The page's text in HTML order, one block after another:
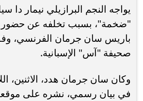
يواجه النجم البرازيلي نيمار دا
"ضخمة"، بسبب تخلفه عن حضور
باريس سان جرمان الفرنسي،
صحيفة "آس" الإسبانية.
وكان سان جرمان هدد، الاثنين،
في بيان رسمي، نشره على موقعه